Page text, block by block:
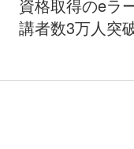
資格取得のeラ
講者数3万人突